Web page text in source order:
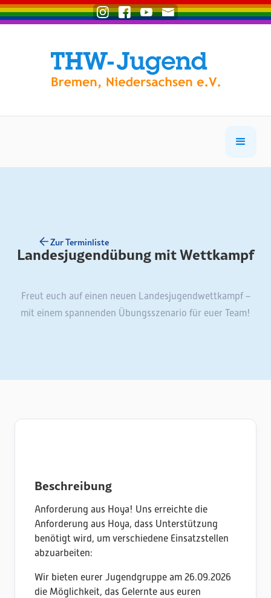
Zur Terminliste
Landesjugendübung mit Wettkampf
Freut euch auf einen neuen Landesjugendwettkampf –
mit einem spannenden Übungsszenario für euer Team!
Beschreibung
Anforderung aus Hoya! Uns erreichte die
Anforderung aus Hoya, dass Unterstützung
benötigt wird, um verschiedene Einsatzstellen
abzuarbeiten:
Wir bieten eurer Jugendgruppe am 26.09.2026
die Möglichkeit, das Gelernte aus euren